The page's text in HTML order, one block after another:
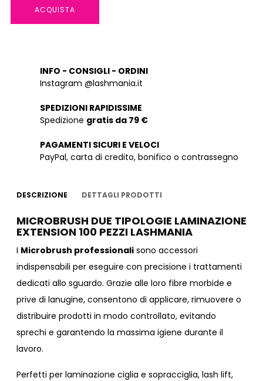
ACQUISTA
INFO - CONSIGLI - ORDINI
Instagram @lashmania.it
SPEDIZIONI RAPIDISSIME
Spedizione gratis da 79 €
PAGAMENTI SICURI E VELOCI
PayPal, carta di credito, bonifico o contrassegno
DESCRIZIONE DETTAGLI PRODOTTI
MICROBRUSH DUE TIPOLOGIE LAMINAZIONE
EXTENSION 100 PEZZI LASHMANIA
I Microbrush professionali sono accessori
indispensabili per eseguire con precisione i trattamenti
dedicati allo sguardo. Grazie alle loro fibre morbide e
prive di lanugine, consentono di applicare, rimuovere o
distribuire prodotti in modo controllato, evitando
sprechi e garantendo la massima igiene durante il
lavoro.
Perfetti per laminazione ciglia e sopracciglia, lash lift,